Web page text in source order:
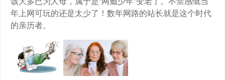
年上网可玩的还是太少了！数年网路的站长就是这个时代
的亲历者。